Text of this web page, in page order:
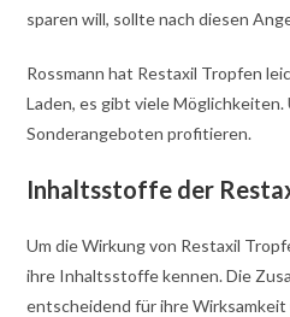
sparen will, sollte nach diesen
Rossmann hat Restaxil Tropfen
Laden, es gibt viele Möglichkeiten.
Sonderangeboten profitieren.
Inhaltsstoffe der
Um die Wirkung von Restaxil
ihre Inhaltsstoffe kennen. Die
entscheidend für ihre